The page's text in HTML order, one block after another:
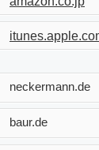
neckermann.de
baur.de